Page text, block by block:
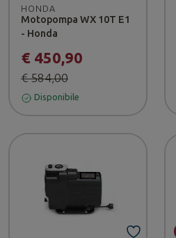
HONDA
Motopompa WX 10T E1
- Honda
€ 450,90
€ 584,00
Disponibile